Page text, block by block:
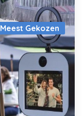
Meest Gekozen